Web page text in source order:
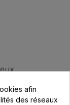
afin
des réseaux